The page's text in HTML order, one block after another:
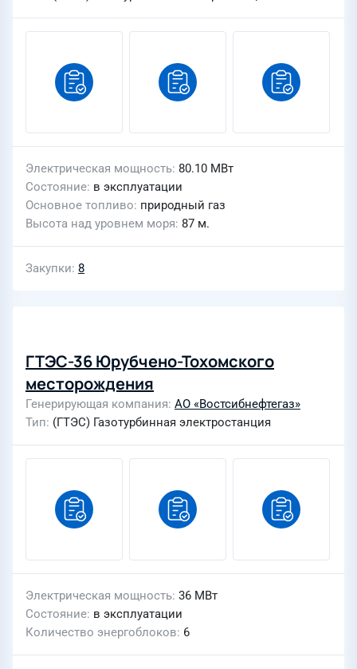
Электрическая мощность 80.10 МВт
Состояние в эксплуатации
Основное топливо природный газ
Высота над уровнем моря 87 м.
Закупки 8
ГТЭС-36 Юрубчено-Тохомского
месторождения
Генерирующая компания АО «Востсибнефтегаз»
Тип (ГТЭС) Газотурбинная электростанция
Электрическая мощность 36 МВт
Состояние в эксплуатации
Количество энергоблоков 6